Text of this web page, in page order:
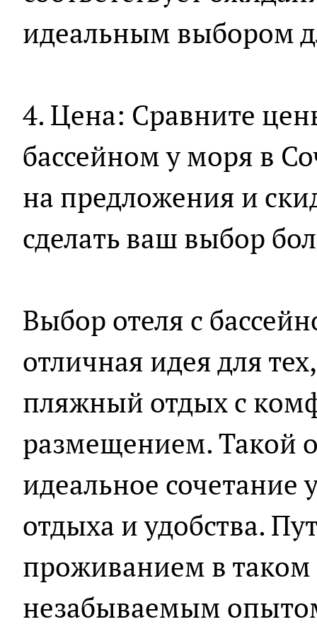
идеальным выбором
4. Цена: Сравните
бассейном у моря в
на предложения и
сделать ваш выбор
Выбор отеля с
отличная идея для
пляжный отдых с
размещением. Такой
идеальное сочетание
отдыха и удобства.
проживанием в таком
незабываемым